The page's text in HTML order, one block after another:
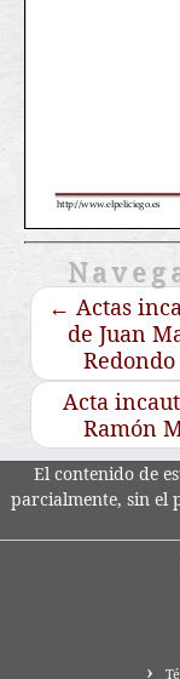
← Actas
de Juan
Acta
Ramón
El contenido de
parcialmente, sin el